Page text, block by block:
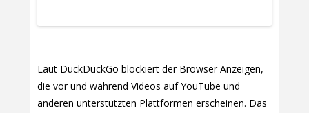
Laut DuckDuckGo blockiert der Browser Anzeigen,
die vor und während Videos auf YouTube und
anderen unterstützten Plattformen erscheinen. Das